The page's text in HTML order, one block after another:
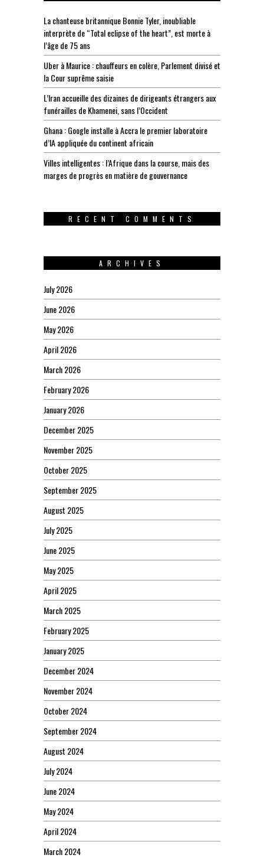
La chanteuse britannique Bonnie Tyler, inoubliable
interprète de “Total eclipse of the heart”, est morte à
l’âge de 75 ans
Uber à Maurice : chauffeurs en colère, Parlement divisé et
la Cour suprême saisie
L’Iran accueille des dizaines de dirigeants étrangers aux
funérailles de Khamenei, sans l’Occident
Ghana : Google installe à Accra le premier laboratoire
d’IA appliquée du continent africain
Villes intelligentes : l’Afrique dans la course, mais des
marges de progrès en matière de gouvernance
RECENT COMMENTS
ARCHIVES
July 2026
June 2026
May 2026
April 2026
March 2026
February 2026
January 2026
December 2025
November 2025
October 2025
September 2025
August 2025
July 2025
June 2025
May 2025
April 2025
March 2025
February 2025
January 2025
December 2024
November 2024
October 2024
September 2024
August 2024
July 2024
June 2024
May 2024
April 2024
March 2024